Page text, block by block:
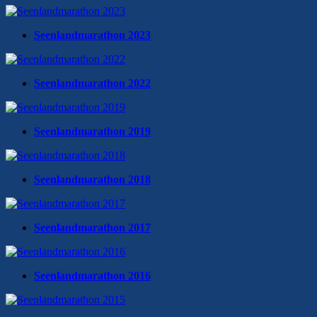
Seenlandmarathon 2023
Seenlandmarathon 2022
Seenlandmarathon 2019
Seenlandmarathon 2018
Seenlandmarathon 2017
Seenlandmarathon 2016